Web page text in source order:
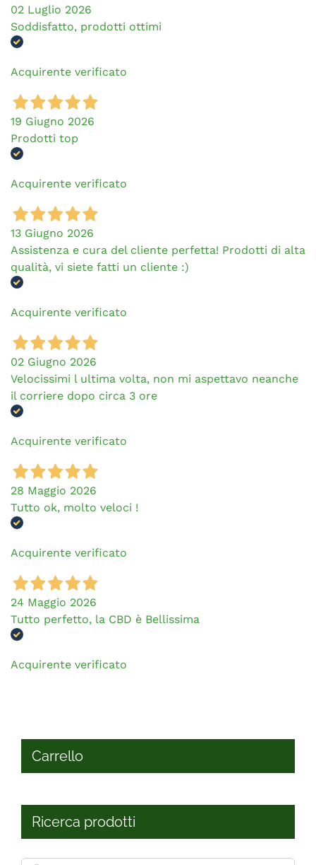
Carrello
Ricerca prodotti
02 Luglio 2026
Soddisfatto, prodotti ottimi
Acquirente verificato
19 Giugno 2026
Prodotti top
Acquirente verificato
13 Giugno 2026
Assistenza e cura del cliente perfetta! Prodotti di alta
qualità, vi siete fatti un cliente :)
Acquirente verificato
02 Giugno 2026
Velocissimi l ultima volta, non mi aspettavo neanche
il corriere dopo circa 3 ore
Acquirente verificato
28 Maggio 2026
Tutto ok, molto veloci !
Acquirente verificato
24 Maggio 2026
Tutto perfetto, la CBD è Bellissima
Acquirente verificato